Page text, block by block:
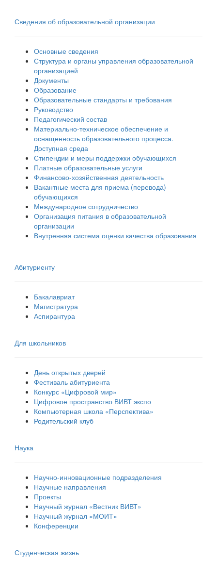
Сведения об образовательной организации
Основные сведения
Структура и органы управления образовательной
организацией
Документы
Образование
Образовательные стандарты и требования
Руководство
Педагогический состав
Материально-техническое обеспечение и
оснащенность образовательного процесса.
Доступная среда
Стипендии и меры поддержки обучающихся
Платные образовательные услуги
Финансово-хозяйственная деятельность
Вакантные места для приема (перевода)
обучающихся
Международное сотрудничество
Организация питания в образовательной
организации
Внутренняя система оценки качества образования
Абитуриенту
Бакалавриат
Магистратура
Аспирантура
Для школьников
День открытых дверей
Фестиваль абитуриента
Конкурс «Цифровой мир»
Цифровое пространство ВИВТ экспо
Компьютерная школа «Перспектива»
Родительский клуб
Наука
Научно-инновационные подразделения
Научные направления
Проекты
Научный журнал «Вестник ВИВТ»
Научный журнал «МОИТ»
Конференции
Студенческая жизнь